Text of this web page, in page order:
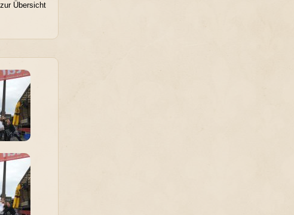
Übersicht